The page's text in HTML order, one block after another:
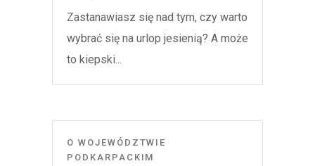
Zastanawiasz się nad tym, czy warto
wybrać się na urlop jesienią? A może
to kiepski...
O WOJEWÓDZTWIE
PODKARPACKIM